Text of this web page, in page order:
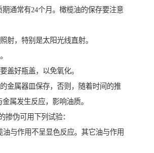
通常有24个月。橄榄油的保存要注意
射，特别是太阳光线直射。
盖好瓶盖，以免氧化。
金属器皿保存，否则，随着时间的推
属发生反应，影响油质。
伪可用下列试验：
油与作用不呈显色反应。其它油与作用